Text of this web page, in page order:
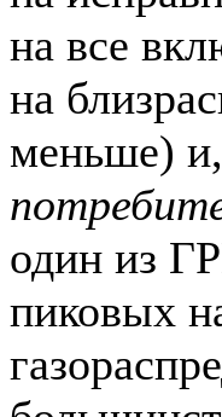
на все
на
меньше)
один из
пиковых